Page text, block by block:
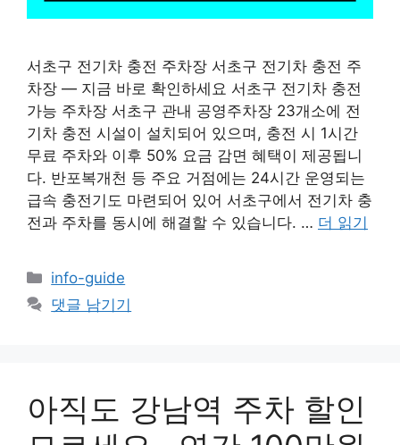
서초구 전기차 충전 주차장 서초구 전기차 충전 주
차장 — 지금 바로 확인하세요 서초구 전기차 충전
가능 주차장 서초구 관내 공영주차장 23개소에 전
기차 충전 시설이 설치되어 있으며, 충전 시 1시간
무료 주차와 이후 50% 요금 감면 혜택이 제공됩니
다. 반포복개천 등 주요 거점에는 24시간 운영되는
급속 충전기도 마련되어 있어 서초구에서 전기차 충
전과 주차를 동시에 해결할 수 있습니다. … 더 읽기
카
테
info-guide
댓글 남기기
아직도 강남역 주차 할인